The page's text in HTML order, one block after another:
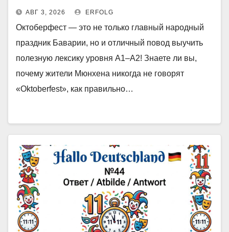
АВГ 3, 2026 ERFOLG
Октоберфест — это не только главный народный
праздник Баварии, но и отличный повод выучить
полезную лексику уровня A1–A2! Знаете ли вы,
почему жители Мюнхена никогда не говорят
«Oktoberfest», как правильно…